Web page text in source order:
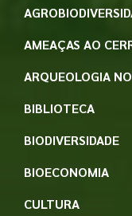
AMEAÇAS AO
ARQUEOLOGIA
BIBLIOTECA
BIODIVERSIDADE
BIOECONOMIA
CULTURA